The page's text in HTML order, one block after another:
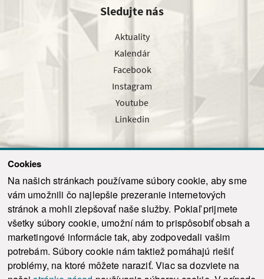
Cookies
Na našich stránkach používame súbory cookie, aby sme
vám umožnili čo najlepšie prezeranie internetových
stránok a mohli zlepšovať naše služby. Pokiaľ prijmete
všetky súbory cookie, umožní nám to prispôsobiť obsah a
marketingové informácie tak, aby zodpovedali vašim
potrebám. Súbory cookie nám taktiež pomáhajú riešiť
problémy, na ktoré môžete naraziť. Viac sa dozviete na
Sledujte nás
Aktuality
Kalendár
Facebook
Instagram
Youtube
Linkedin
Odoslať